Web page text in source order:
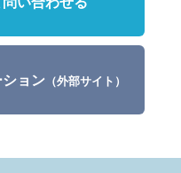
ョン （外部サイト）